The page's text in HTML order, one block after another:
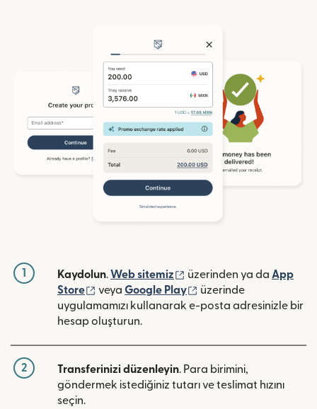
1 Kaydolun.Web sitemiz (yeni pencerede açılır)
üzerinden ya da App
Store
(yeni pencerede açılır)
veya Google Play (yeni pencerede açılır)
üzerinde
uygulamamızı kullanarak e-posta adresinizle bir
hesap oluşturun.
2 Transferinizi düzenleyin. Para birimini,
göndermek istediğiniz tutarı ve teslimat hızını
seçin.